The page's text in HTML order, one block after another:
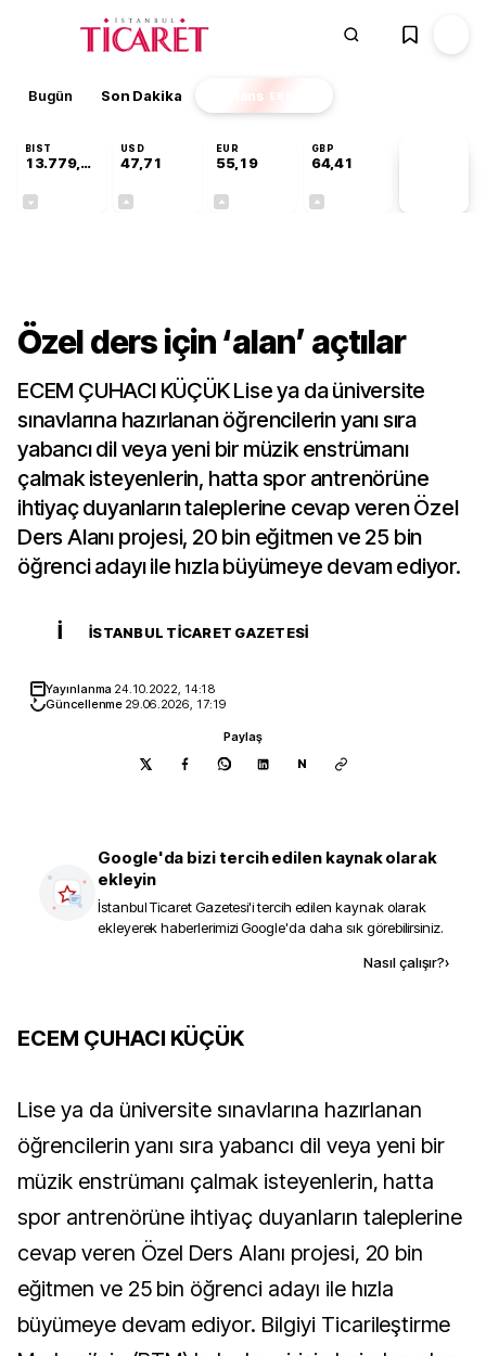
Bugün Son Dakika Finans EKSTRA
BIST
13.779,39
USD
47,71
EUR
55,19
GBP
64,41
Özel ders için ‘alan’ açtılar
ECEM ÇUHACI KÜÇÜK Lise ya da üniversite
sınavlarına hazırlanan öğrencilerin yanı sıra
yabancı dil veya yeni bir müzik enstrümanı
çalmak isteyenlerin, hatta spor antrenörüne
ihtiyaç duyanların taleplerine cevap veren Özel
Ders Alanı projesi, 20 bin eğitmen ve 25 bin
öğrenci adayı ile hızla büyümeye devam ediyor.
İ İSTANBUL TICARET GAZETESI
Yayınlanma 24.10.2022, 14:18
Güncellenme 29.06.2026, 17:19
Paylaş
N
Google'da bizi tercih edilen kaynak olarak
ekleyin
İstanbul Ticaret Gazetesi'i tercih edilen kaynak olarak
ekleyerek haberlerimizi Google'da daha sık görebilirsiniz.
Nasıl çalışır?›
ECEM ÇUHACI KÜÇÜK
Lise ya da üniversite sınavlarına hazırlanan
öğrencilerin yanı sıra yabancı dil veya yeni bir
müzik enstrümanı çalmak isteyenlerin, hatta
spor antrenörüne ihtiyaç duyanların taleplerine
cevap veren Özel Ders Alanı projesi, 20 bin
eğitmen ve 25 bin öğrenci adayı ile hızla
büyümeye devam ediyor. Bilgiyi Ticarileştirme